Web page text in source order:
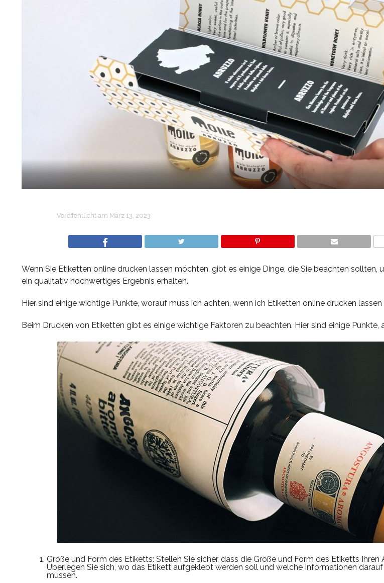
Veröffentlicht am März 13, 2023
Wenn Sie Etiketten online drucken lassen möchten, gibt es einige Dinge, die Sie beachten sollten,
ein qualitativ hochwertiges Ergebnis erhalten.
Hier sind einige wichtige Punkte, worauf muss ich achten, wenn ich Etiketten online drucken
Beim Drucken von Etiketten gibt es einige wichtige Faktoren zu beachten. Hier sind einige Punkte,
Größe und Form des Etiketts: Stellen Sie sicher, dass die Größe und Form des Etiketts
Überlegen Sie sich, wo das Etikett aufgeklebt werden soll und welche Informationen
müssen.